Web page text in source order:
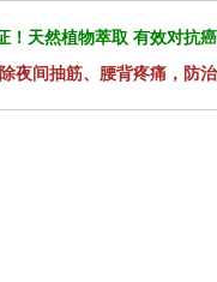
！天然植物萃取 有效对抗
夜间抽筋、腰背疼痛，防